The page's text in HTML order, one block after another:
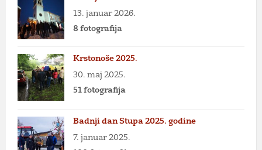
13. januar 2026.
8 fotografija
Krstonoše 2025.
30. maj 2025.
51 fotografija
Badnji dan Stupa 2025. godine
7. januar 2025.